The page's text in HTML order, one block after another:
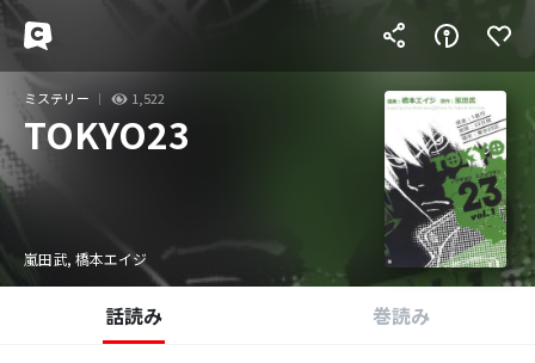
ミステリー 1,522
TOKYO23
嵐田武, 橋本エイジ
話読み 巻読み